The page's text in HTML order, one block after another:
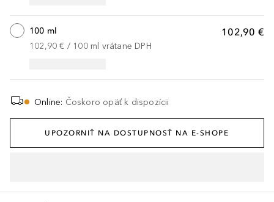
102,90 €
100 ml
102,90 € / 100 ml vrátane DPH
Online: Čoskoro opäť k dispozícii
UPOZORNIŤ NA DOSTUPNOSŤ NA E-SHOPE